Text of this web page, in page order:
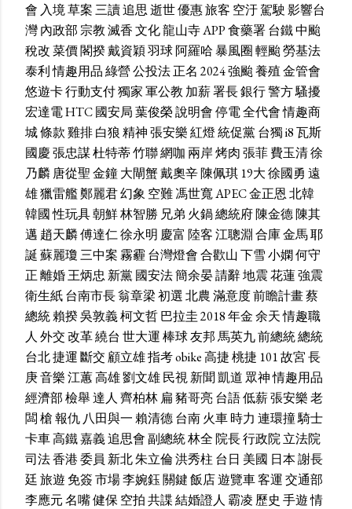
會 入境草案三讀追思逝世優惠旅客 空汙駕駛影響台
灣內政部宗教滅香文化龍山寺APP食藥署台鐵中颱
稅改菜價閣揆戴資穎羽球阿羅哈暴風圈輕颱勞基法
泰利情趣用品綠營公投法正名 2024強颱養殖金管會
悠遊卡行動支付獨家軍公教 加薪署長銀行警方騷擾
宏達電HTC國安局葉俊榮說明會停電全代會情趣商
城條款雞排白狼精神張安樂紅燈統促黨台獨i8瓦斯
國慶張忠謀杜特蒂竹聯網咖 兩岸烤肉張菲費玉清徐
乃麟唐從聖金鐘大閘蟹戴奧辛陳佩琪 19大徐國勇 遠
雄獵雷艦鄭麗君幻象 空難馮世寬APEC金正恩北韓
韓國性玩具朝鮮林智勝 兄弟 火鍋總統府陳金德陳其
邁 趙天麟傅達仁徐永明 慶富 陸客江聰淵合庫金馬耶
誕蘇麗瓊三中案霧霾 台灣燈會合歡山下雪小嫻何守
正離婚王炳忠 新黨國安法簡余晏請辭地震花蓮強震
衛生紙台南市長翁章梁初選北農滿意度前瞻計畫蔡
總統賴揆吳敦義柯文哲巴拉圭2018年金余天情趣職
人 外交改革繞台 世大運棒球友邦馬英九前總統總統
台北捷運斷交 顧立雄指考obike高捷桃捷 101故宮長
庚音樂江蕙高雄劉文雄民視新聞凱道 眾神情趣用品
經濟部檢舉達人 齊柏林 扁豬哥亮台語低薪張安樂老
闆槍報仇 八田與一賴清德台南火車時力 連環撞騎士
卡車高鐵嘉義追思會副總統林全院長行政院立法院
司法香港委員 新北朱立倫洪秀柱 台日 美國 日本謝長
廷旅遊 免簽市場李婉鈺關鍵飯店遊覽車客運交通部
李應元名嘴健保空拍共諜結婚證人 霸凌 歷史 手遊情